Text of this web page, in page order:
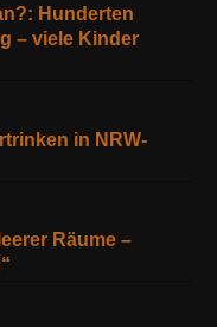
Hunderten
– viele Kinder
in NRW-
Räume –